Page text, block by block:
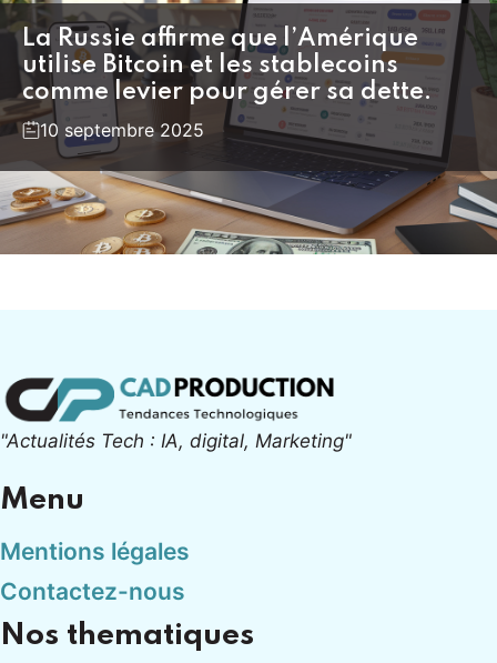
La Russie affirme que l’Amérique
utilise Bitcoin et les stablecoins
comme levier pour gérer sa dette.
10 septembre 2025
"Actualités Tech : IA, digital, Marketing"
Menu
Mentions légales
Contactez-nous
Nos thematiques